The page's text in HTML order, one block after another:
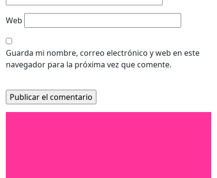
Web
Guarda mi nombre, correo electrónico y web en este
navegador para la próxima vez que comente.